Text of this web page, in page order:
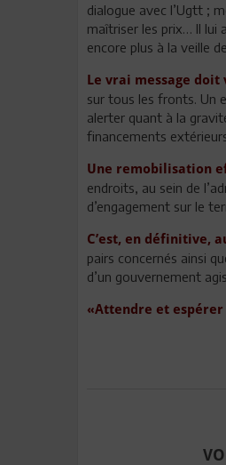
dialogue avec l’Ugtt ;
maîtriser les prix… Il lui
encore plus à la veille
Le vrai message doit
sur tous les fronts. Un
alerter quant à la
financements
Une remobilisation
endroits, au sein de
d’engagement sur le
C’est, en définitive,
pairs concernés ainsi
d’un gouvernement
«Attendre et espérer